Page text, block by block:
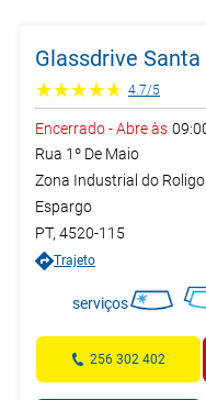
Glassdrive
4.7/5
Encerrado-Abre às
Rua 1º De Maio
Zona Industrial do
Espargo
PT, 4520-115
Trajeto
serviços
256 302 402